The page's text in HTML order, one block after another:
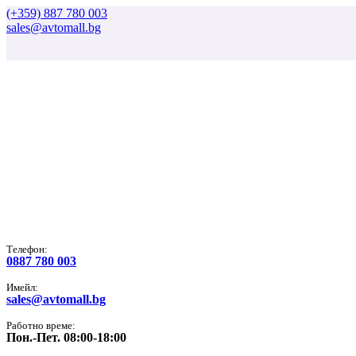
(+359) 887 780 003
sales@avtomall.bg
Tелефон:
0887 780 003
Имейл:
sales@avtomall.bg
Работно време:
Пон.-Пет. 08:00-18:00